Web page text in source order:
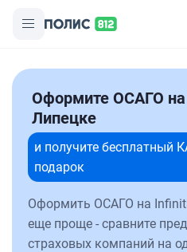
Оформите ОСАГО на
Липецке
и получите бесплатный
подарок
Оформить ОСАГО на
еще проще - сравните
страховых компаний на